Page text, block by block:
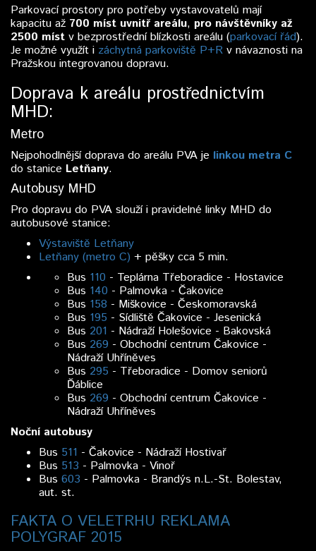
Parkovací prostory pro potřeby vystavovatelů mají
kapacitu až 700 míst uvnitř areálu, pro návštěvníky až
2500 míst v bezprostřední blízkosti areálu (parkovací řád).
Je možné využít i záchytná parkoviště P+R v návaznosti na
Pražskou integrovanou dopravu.
Doprava k areálu prostřednictvím
MHD:
Metro
Nejpohodlnější doprava do areálu PVA je linkou metra C
do stanice Letňany.
Autobusy MHD
Pro dopravu do PVA slouží i pravidelné linky MHD do
autobusové stanice:
Výstaviště Letňany
Letňany (metro C) + pěšky cca 5 min.
Bus 110 - Teplárna Třeboradice - Hostavice
Bus 140 - Palmovka - Čakovice
Bus 158 - Miškovice - Českomoravská
Bus 195 - Sídliště Čakovice - Jesenická
Bus 201 - Nádraží Holešovice - Bakovská
Bus 269 - Obchodní centrum Čakovice -
Nádraží Uhříněves
Bus 295 - Třeboradice - Domov seniorů
Ďáblice
Bus 269 - Obchodní centrum Čakovice -
Nádraží Uhříněves
Noční autobusy
Bus 511 - Čakovice - Nádraží Hostivař
Bus 513 - Palmovka - Vinoř
Bus 603 - Palmovka - Brandýs n.L.-St. Bolestav,
aut. st.
FAKTA O VELETRHU REKLAMA
POLYGRAF 2015